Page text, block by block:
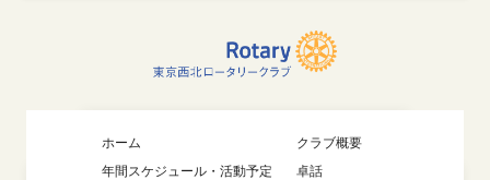
ホーム
クラブ概要
年間スケジュール・活動予定
卓話